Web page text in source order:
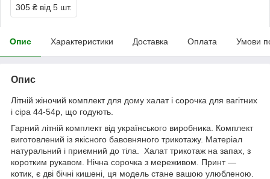
305 ₴ від 5 шт.
Опис Характеристики Доставка Оплата Умови
Опис
Літній жіночий комплект для дому халат і сорочка для вагітних
і сіра 44-54р, що годують.
Гарний літній комплект від українського виробника. Комплект
виготовлений із якісного бавовняного трикотажу. Матеріал
натуральний і приємний до тіла. Халат трикотаж на запах, з
коротким рукавом. Нічна сорочка з мереживом. Принт —
котик, є дві бічні кишені, ця модель стане вашою улюбленою.